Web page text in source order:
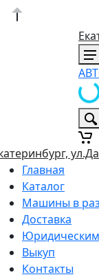
Главная
Каталог
Машины в
Доставка
Выкуп
Контакты